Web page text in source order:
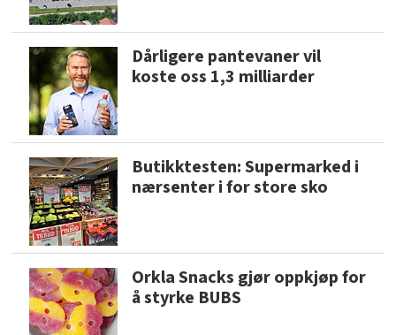
Dårligere pantevaner vil
koste oss 1,3 milliarder
Butikktesten: Supermarked i
nærsenter i for store sko
Orkla Snacks gjør oppkjøp for
å styrke BUBS